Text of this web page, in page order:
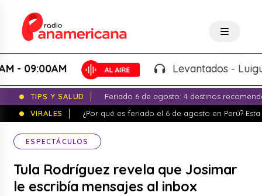
Levantados - Luigui
TIPS Y SALUD
Feriado 6 de agosto: 4 destinos
VIRALES
¿Por qué es feriado el 6 de agosto en Perú?
ESPECTÁCULOS
Tula Rodríguez revela que Josimar
le escribía mensajes al inbox